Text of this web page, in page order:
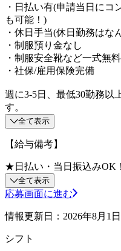
・日払い有(申請当日にコ
も可能！)
・休日手当(休日勤務はな
・制服預り金なし
・制服安全靴など一式無
・社保/雇用保険完備
週に3-5日、最低30勤務以
す。
全て表示
【給与備考】
★日払い・当日振込みOK！
全て表示
応募画面に進む
情報更新日：2026年8月1日
シフト